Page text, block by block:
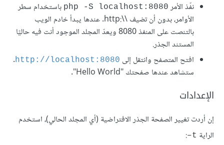
نفّذ الأمر php -S localhost:8080 باستخدام سطر
الأوامر، بدون أن تضيف ‎http‎:‎\‎\‎. عندها يبدأ خادم الويب
بالتنصت على المنفذ 8080 ويعدّ المجلد الموجود أنت فيه حاليًا
المستند الجذر.
افتح المتصفح وانتقل إلى http://localhost:8080
.
ستشاهد عندها صفحتك "Hello World".
الإعدادات
إن أردت تغيير الصفحة الجذر الافتراضية (أي المجلد الحالي)، استخدم
الراية t–
: